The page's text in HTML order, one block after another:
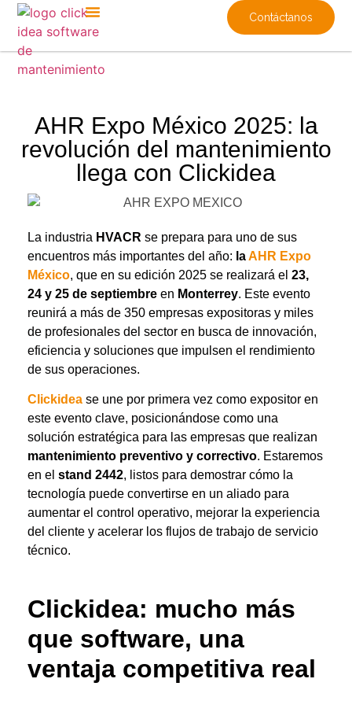
Contáctanos
AHR Expo México 2025: la
revolución del mantenimiento
llega con Clickidea
La industria HVACR se prepara para uno de sus
encuentros más importantes del año: laAHR Expo
México, que en su edición 2025 se realizará el 23,
24 y 25 de septiembre en Monterrey. Este evento
reunirá a más de 350 empresas expositoras y miles
de profesionales del sector en busca de innovación,
eficiencia y soluciones que impulsen el rendimiento
de sus operaciones.
Clickidea se une por primera vez como expositor en
este evento clave, posicionándose como una
solución estratégica para las empresas que realizan
mantenimiento preventivo y correctivo. Estaremos
en el stand 2442, listos para demostrar cómo la
tecnología puede convertirse en un aliado para
aumentar el control operativo, mejorar la experiencia
del cliente y acelerar los flujos de trabajo de servicio
técnico.
Clickidea: mucho más
que software, una
ventaja competitiva real